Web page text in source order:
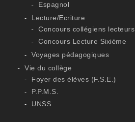
Espagnol
Lecture/Ecriture
Concours collégiens lecteurs
Concours Lecture Sixième
Voyages pédagogiques
Vie du collège
Foyer des élèves (F.S.E.)
P.P.M.S.
UNSS